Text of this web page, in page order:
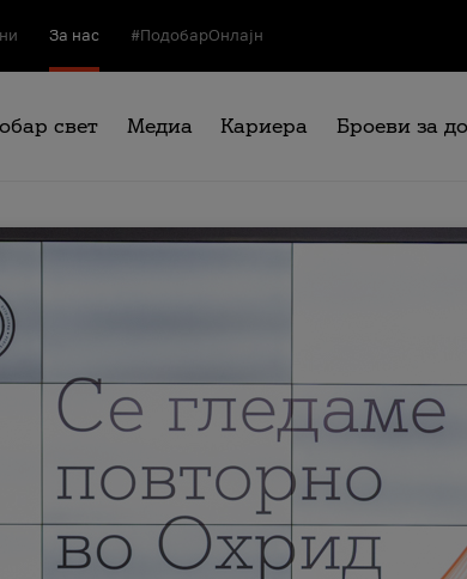
За нас #ПодобарОнлајн
свет Медиа Кариера Броеви за